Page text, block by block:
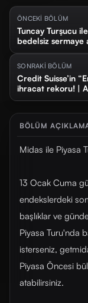
ÖNCEKİ BÖLÜM
Tuncay Turşucu
bedelsiz sermaye
yorumlanmalıdır?
SONRAKİ BÖLÜM
Credit Suisse’in
ihracat rekoru! |
BÖLÜM
Midas ile Piyasa
13 Ocak Cuma
endekslerdeki
başlıklar ve
Piyasa Turu'nda
isterseniz,
Piyasa Öncesi
atabilirsiniz.